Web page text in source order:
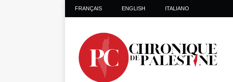
FRANÇAIS ENGLISH ITALIANO